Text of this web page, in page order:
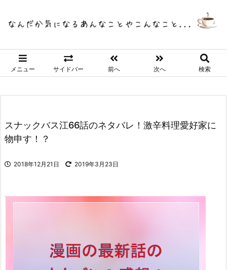
メニュー サイドバー 前へ 次へ 検索
スナックバス江66話のネタバレ！激辛料理愛好家に
物申す！？
2018年12月21日 2019年3月23日